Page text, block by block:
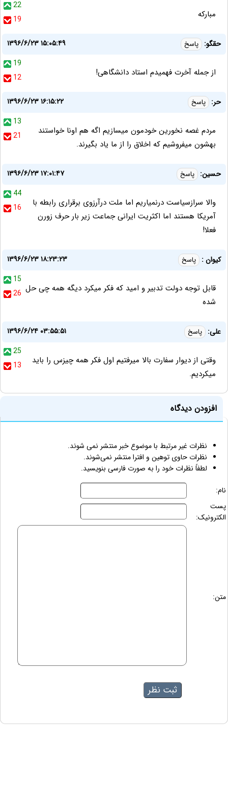
22
19
مبارکه
حقگو: پاسخ
۱۳۹۶/۶/۲۳ ۱۵:۰۵:۴۹
19
12
از جمله آخرت فهمیدم استاد دانشگاهی!
حر: پاسخ
۱۳۹۶/۶/۲۳ ۱۶:۱۵:۲۲
13
21
مردم غصه نخورین خودمون میسازیم اگه هم اونا خواستند
بهشون میفروشیم که اخلاق را از ما یاد بگیرند.
حسين: پاسخ
۱۳۹۶/۶/۲۳ ۱۷:۰۱:۴۷
44
16
والا سرازسياست درنمياريم اما ملت درآرزوى برقرارى رابطه با
آمريكا هستند اما اكثريت ايرانى جماعت زير بار حرف زورن
فعلا!
کیوان : پاسخ
۱۳۹۶/۶/۲۳ ۱۸:۲۳:۲۳
15
26 قابل توجه دولت تدبیر و امید که فکر میکرد دیگه همه چی حل
شده
علی: پاسخ
۱۳۹۶/۶/۲۴ ۰۳:۵۵:۵۱
25
13
وقتی از دیوار سفارت بالا میرفتیم اول فکر همه چیزس را باید
میکردیم.
افزودن دیدگاه
نظرات غیر مرتبط با موضوع خبر منتشر نمی شوند.
نظرات حاوی توهین و افترا منتشر نمی‌شوند.
لطفاً نظرات خود را به صورت فارسی بنویسید.
نام:
پست
الکترونیک:
متن: